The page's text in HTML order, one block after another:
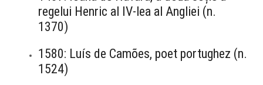
regelui Henric al IV-lea al Angliei (n.
1370)
1580: Luís de Camões, poet portughez (n.
1524)